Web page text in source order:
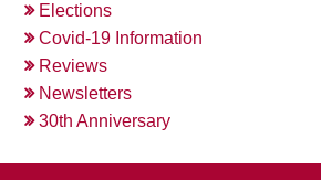
Elections
Covid-19 Information
Reviews
Newsletters
30th Anniversary